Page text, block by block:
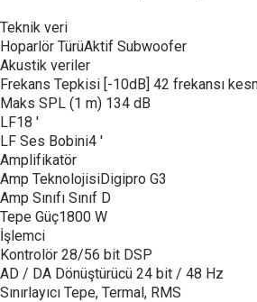
Teknik veri
Hoparlör TürüAktif Subwoofer
Akustik veriler
Frekans Tepkisi [-10dB] 42 frekansı
Maks SPL (1 m) 134 dB
LF18 '
LF Ses Bobini4 '
Amplifikatör
Amp TeknolojisiDigipro G3
Amp Sınıfı Sınıf D
Tepe Güç1800 W
İşlemci
Kontrolör 28/56 bit DSP
AD / DA Dönüştürücü 24 bit / 48 Hz
Sınırlayıcı Tepe, Termal, RMS